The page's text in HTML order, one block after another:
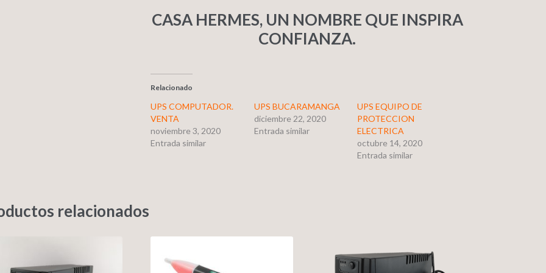
CASA HERMES, UN NOMBRE QUE INSPIRA
CONFIANZA.
Relacionado
UPS COMPUTADOR.
VENTA
noviembre 3, 2020
Entrada similar
UPS BUCARAMANGA
diciembre 22, 2020
Entrada similar
UPS EQUIPO DE
PROTECCION
ELECTRICA
octubre 14, 2020
Entrada similar
relacionados